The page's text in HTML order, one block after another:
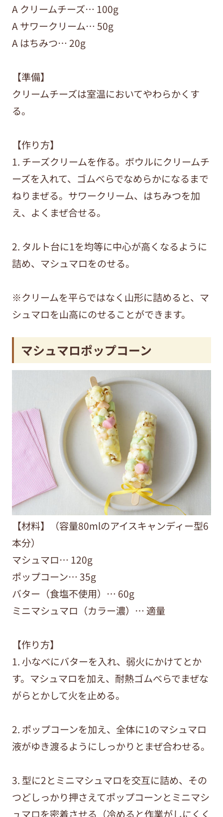
A クリームチーズ… 100g
A サワークリーム… 50g
A はちみつ… 20g
【準備】
クリームチーズは室温においてやわらかくす
る。
【作り方】
1. チーズクリームを作る。ボウルにクリームチ
ーズを入れて、ゴムべらでなめらかになるまで
ねりまぜる。サワークリーム、はちみつを加
え、よくまぜ合せる。
2. タルト台に1を均等に中心が高くなるように
詰め、マシュマロをのせる。
※クリームを平らではなく山形に詰めると、マ
シュマロを山高にのせることができます。
マシュマロポップコーン
【材料】（容量80mlのアイスキャンディー型6
本分）
マシュマロ… 120g
ポップコーン… 35g
バター（食塩不使用）… 60g
ミニマシュマロ（カラー濃）… 適量
【作り方】
1. 小なべにバターを入れ、弱火にかけてとか
す。マシュマロを加え、耐熱ゴムべらでまぜな
がらとかして火を止める。
2. ポップコーンを加え、全体に1のマシュマロ
液がゆき渡るようにしっかりとまぜ合わせる。
3. 型に2とミニマシュマロを交互に詰め、その
つどしっかり押さえてポップコーンとミニマシ